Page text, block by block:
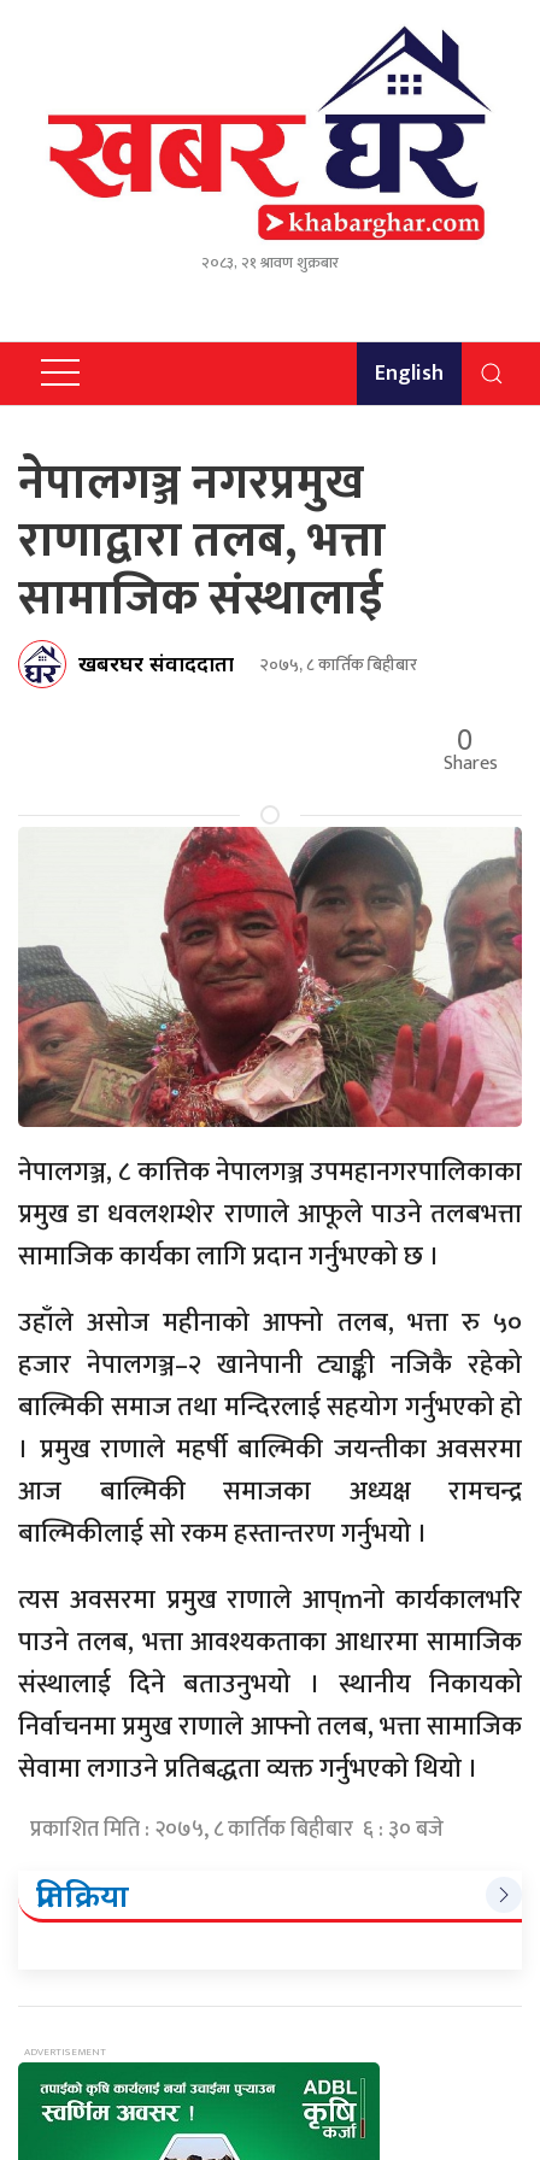
२०८३, २१ श्रावण शुक्रबार
English
नेपालगञ्ज नगरप्रमुख
राणाद्वारा तलब, भत्ता
सामाजिक संस्थालाई
खबरघर संवाददाता २०७५, ८ कार्तिक बिहीबार
0
Shares
नेपालगञ्ज, ८ कात्तिक नेपालगञ्ज उपमहानगरपालिकाका
प्रमुख डा धवलशम्शेर राणाले आफूले पाउने तलबभत्ता
सामाजिक कार्यका लागि प्रदान गर्नुभएको छ ।
उहाँले असोज महीनाको आफ्नो तलब, भत्ता रु ५०
हजार नेपालगञ्ज–२ खानेपानी ट्याङ्की नजिकै रहेको
बाल्मिकी समाज तथा मन्दिरलाई सहयोग गर्नुभएको हो
। प्रमुख राणाले महर्षी बाल्मिकी जयन्तीका अवसरमा
आज बाल्मिकी समाजका अध्यक्ष रामचन्द्र
बाल्मिकीलाई सो रकम हस्तान्तरण गर्नुभयो ।
त्यस अवसरमा प्रमुख राणाले आप्mनो कार्यकालभरि
पाउने तलब, भत्ता आवश्यकताका आधारमा सामाजिक
संस्थालाई दिने बताउनुभयो । स्थानीय निकायको
निर्वाचनमा प्रमुख राणाले आफ्नो तलब, भत्ता सामाजिक
सेवामा लगाउने प्रतिबद्धता व्यक्त गर्नुभएको थियो ।
प्रकाशित मिति : २०७५, ८ कार्तिक बिहीबार ६ : ३० बजे
प्रतिक्रिया